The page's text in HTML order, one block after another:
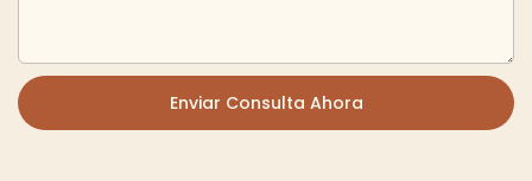
Enviar Consulta Ahora